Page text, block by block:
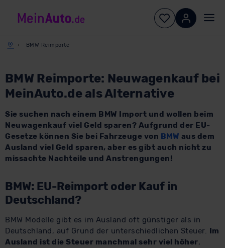
BMW Reimporte
BMW Reimporte: Neuwagenkauf bei
MeinAuto.de als Alternative
Sie suchen nach einem BMW Import und wollen beim
Neuwagenkauf viel Geld sparen? Aufgrund der EU-
Gesetze können Sie bei Fahrzeuge von BMW aus dem
Ausland viel Geld sparen, aber es gibt auch nicht zu
missachte Nachteile und Anstrengungen!
BMW: EU-Reimport oder Kauf in
Deutschland?
BMW Modelle gibt es im Ausland oft günstiger als in
Deutschland, auf Grund der unterschiedlichen Steuer. Im
Ausland ist die Steuer manchmal sehr viel höher,